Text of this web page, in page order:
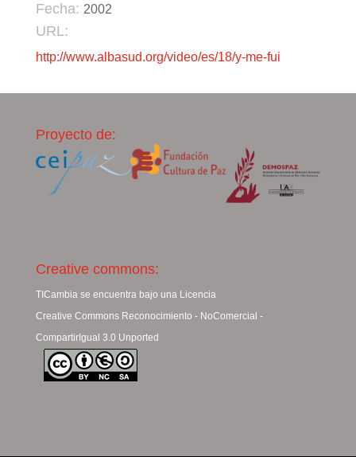
Fecha: 2002
URL:
http://www.albasud.org/video/es/18/y-me-fui
Proyecto de:
Creative commons:
TICambia se encuentra bajo una Licencia
Creative Commons Reconocimiento - NoComercial -
CompartirIgual 3.0 Unported